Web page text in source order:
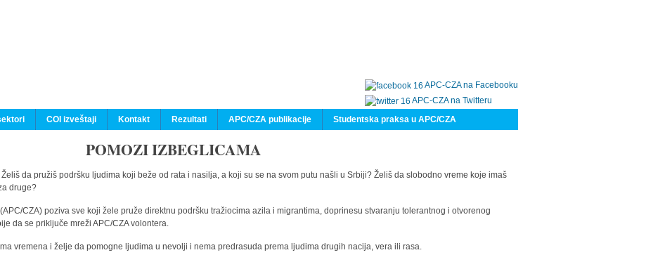
APC-CZA na Facebooku
APC-CZA na Twitteru
COI izveštaji Kontakt Rezultati APC/CZA publikacije Studentska praksa u APC/CZA
POMOZI IZBEGLICAMA
da pružiš podršku ljudima koji beže od rata i nasilja, a koji su se na svom putu našli u Srbiji? Želiš da slobodno vreme koje imaš
druge?
CZA) poziva sve koji žele pruže direktnu podršku tražiocima azila i migrantima, doprinesu stvaranju tolerantnog i otvorenog
da se priključe mreži APC/CZA volontera.
vremena i želje da pomogne ljudima u nevolji i nema predrasuda prema ljudima drugih nacija, vera ili rasa.